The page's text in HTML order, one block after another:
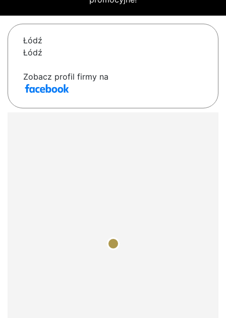
Łódź
Łódź
Zobacz profil firmy na